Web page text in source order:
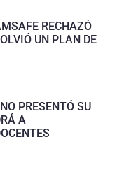
RECHAZÓ
UN PLAN DE
PRESENTÓ SU
A